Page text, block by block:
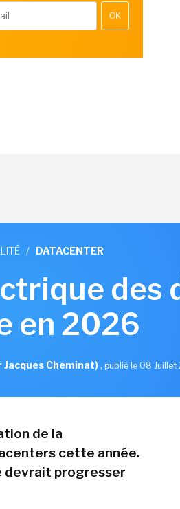
OK
/ DATACENTER
des
en 2026
Jacques Cheminat), publié le 08 Juillet
de la
cette année.
devrait progresser